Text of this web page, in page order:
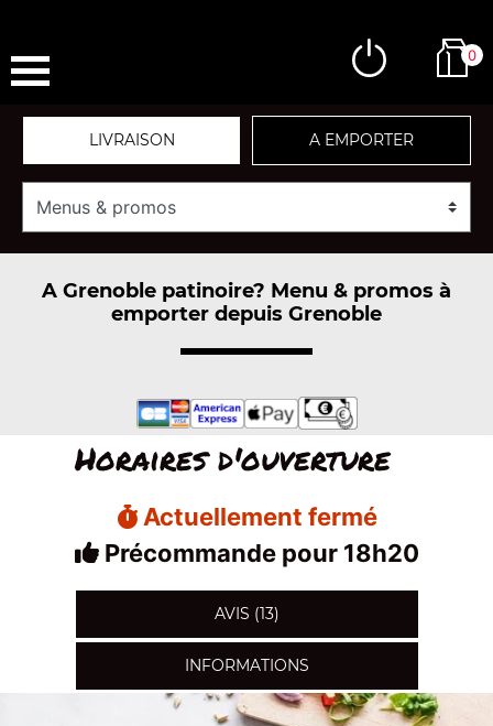
0
LIVRAISON A EMPORTER
A Grenoble patinoire? Menu & promos à
emporter depuis Grenoble
Horaires d'ouverture
Actuellement fermé
Précommande pour 18h20
AVIS (13)
INFORMATIONS